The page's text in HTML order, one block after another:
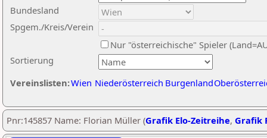
Sortierung
Bundesland
Spgem./Kreis/Verein
Nur "österreichische" Spieler
Vereinslisten:Wien Niederösterreich Burgenland
Pnr:145857 Name: Florian Müller (Grafik Elo-Zeitreihe, Grafik